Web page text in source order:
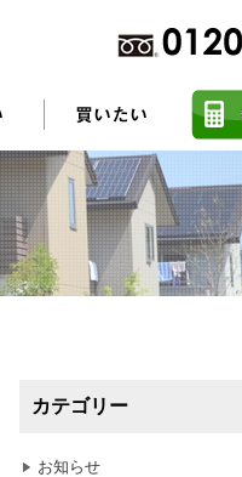
不動産売却に関す
カテゴリー
お知らせ